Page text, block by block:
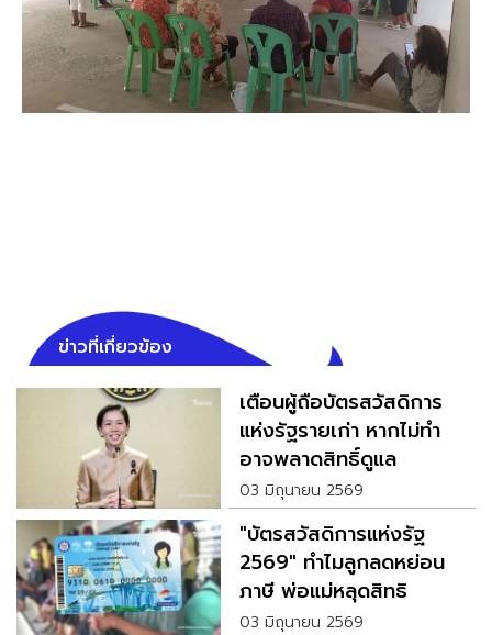
ข่าวที่เกี่ยวข้อง
เตือนผู้ถือบัตรสวัสดิการ
แห่งรัฐรายเก่า หากไม่ทำ
อาจพลาดสิทธิ์ดูแล
03 มิถุนายน 2569
"บัตรสวัสดิการแห่งรัฐ
2569" ทำไมลูกลดหย่อน
ภาษี พ่อแม่หลุดสิทธิ
03 มิถุนายน 2569